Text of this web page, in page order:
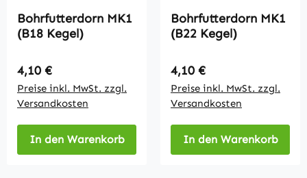
Bohrfutterdorn MK1
(B18 Kegel)
Regulärer Preis:
4,10 €
Preise inkl. MwSt. zzgl.
Versandkosten
In den Warenkorb
Bohrfutterdorn MK1
(B22 Kegel)
Regulärer Preis:
4,10 €
Preise inkl. MwSt. zzgl.
Versandkosten
In den Warenkorb